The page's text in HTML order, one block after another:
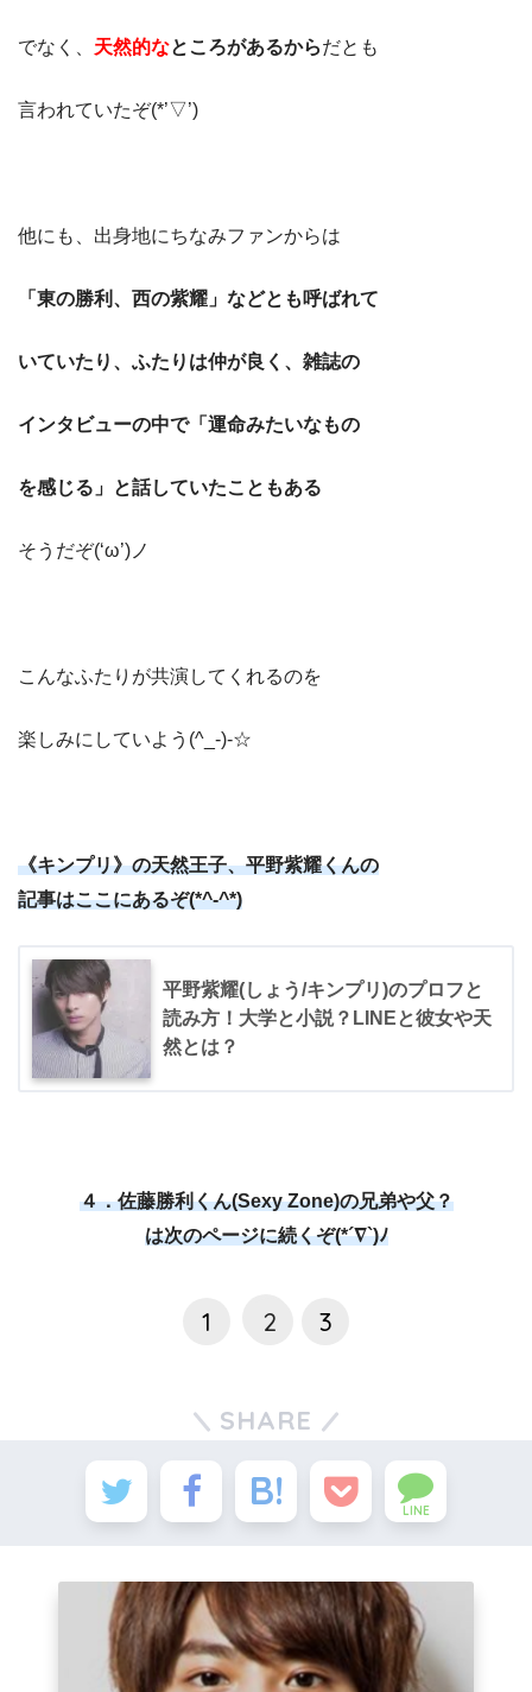
でなく、 天然的なところがあるからだとも
言われていたぞ(*’▽’)
他にも、出身地にちなみファンからは
「東の勝利、西の紫耀」などとも呼ばれて
いていたり、ふたりは仲が良く、雑誌の
インタビューの中で「運命みたいなもの
を感じる」と話していたこともある
そうだぞ(‘ω’)ノ
こんなふたりが共演してくれるのを
楽しみにしていよう(^_-)-☆
《キンプリ》の天然王子、平野紫耀くんの
記事はここにあるぞ(*^-^*)
平野紫耀(しょう/キンプリ)のプロフと
読み方！大学と小説？LINEと彼女や天
然とは？
４．佐藤勝利くん(Sexy Zone)の兄弟や父？
は次のページに続くぞ(*´∇`)ﾉ
1 2 3
SHARE
LINE